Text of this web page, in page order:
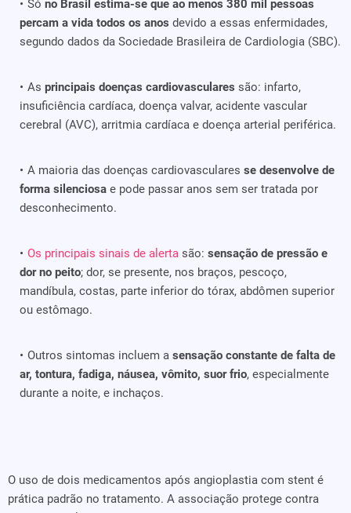
Só no Brasil estima-se que ao menos 380 mil pessoas
percam a vida todos os anos devido a essas enfermidades,
segundo dados da Sociedade Brasileira de Cardiologia (SBC).
As principais doenças cardiovasculares são: infarto,
insuficiência cardíaca, doença valvar, acidente vascular
cerebral (AVC), arritmia cardíaca e doença arterial periférica.
A maioria das doenças cardiovasculares se desenvolve de
forma silenciosa e pode passar anos sem ser tratada por
desconhecimento.
Os principais sinais de alerta são: sensação de pressão e
dor no peito; dor, se presente, nos braços, pescoço,
mandíbula, costas, parte inferior do tórax, abdômen superior
ou estômago.
Outros sintomas incluem a sensação constante de falta de
ar, tontura, fadiga, náusea, vômito, suor frio, especialmente
durante a noite, e inchaços.
O uso de dois medicamentos após angioplastia com stent é
prática padrão no tratamento. A associação protege contra